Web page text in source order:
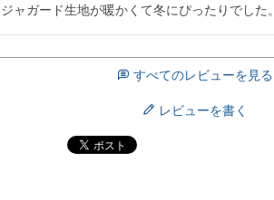
ジャガード生地が暖かくて冬にぴったりでした。
すべてのレビューを見る
レビューを書く